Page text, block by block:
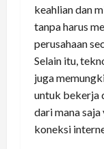
keahlian dan
tanpa harus
perusahaan
Selain itu,
juga
untuk bekerja
dari mana
koneksi